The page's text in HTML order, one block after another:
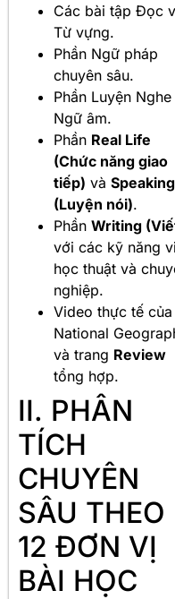
Các bài tập Đọc
Từ vựng.
Phần Ngữ pháp
chuyên sâu.
Phần Luyện Nghe
Ngữ âm.
Phần Real Life
(Chức năng giao
tiếp) và Speaking
(Luyện nói).
Phần Writing
với các kỹ năng
học thuật và
nghiệp.
Video thực tế của
National
và trang Review
tổng hợp.
II. PHÂN
TÍCH
CHUYÊN
SÂU THEO
12 ĐƠN VỊ
BÀI HỌC